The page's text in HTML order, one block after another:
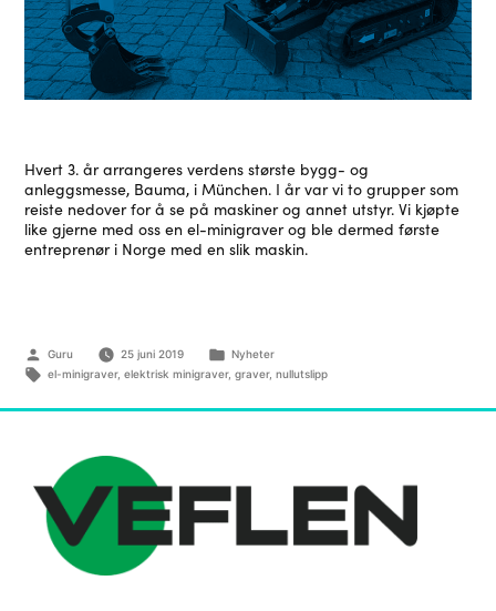
Hvert 3. år arrangeres verdens største bygg- og
anleggsmesse, Bauma, i München. I år var vi to grupper som
reiste nedover for å se på maskiner og annet utstyr. Vi kjøpte
like gjerne med oss en el-minigraver og ble dermed første
entreprenør i Norge med en slik maskin.
Guru 25 juni 2019
Nyheter
el-minigraver, elektrisk minigraver, graver, nullutslipp